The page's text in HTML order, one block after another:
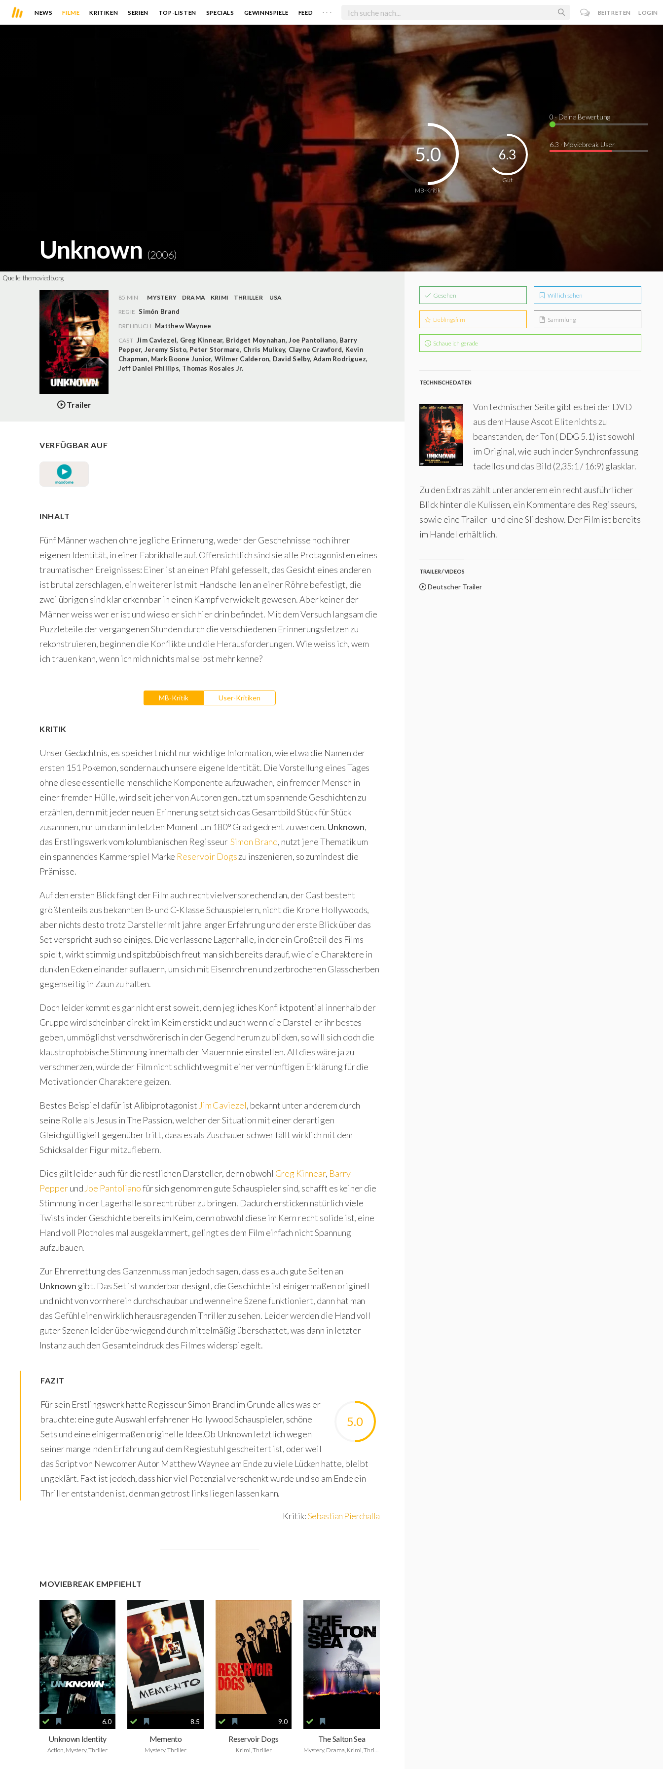
NEWS FILME KRITIKEN SERIEN TOP-LISTEN SPECIALS GEWINNSPIELE FEED . . . BEITRETEN LOGIN
Unknown (2006)
MB-Kritik
5.0
Gut
6.3
0· Deine Bewertung
6.3 · Moviebreak User
Quelle:themoviedb.org
Trailer
85 MIN MYSTERY DRAMA KRIMI THRILLER
USA
REGIE Simón Brand
DREHBUCH Matthew Waynee
CAST Jim Caviezel, Greg Kinnear, Bridget Moynahan,Joe Pantoliano, Barry
Pepper, Jeremy Sisto, Peter Stormare, Chris Mulkey, Clayne Crawford, Kevin
Chapman, Mark Boone Junior, Wilmer Calderon, David Selby, Adam Rodriguez,
Jeff Daniel Phillips, Thomas Rosales Jr.
VERFÜGBAR AUF
INHALT
Fünf Männer wachen ohne jegliche Erinnerung, weder der Geschehnisse noch ihrer
eigenen Identität, in einer Fabrikhalle auf. Offensichtlich sind sie alle Protagonisten eines
traumatischen Ereignisses: Einer ist an einen Pfahl gefesselt, das Gesicht eines anderen
ist brutal zerschlagen, ein weiterer ist mit Handschellen an einer Röhre befestigt, die
zwei übrigen sind klar erkennbar in einen Kampf verwickelt gewesen. Aber keiner der
Männer weiss wer er ist und wieso er sich hier drin befindet. Mit dem Versuch langsam die
Puzzleteile der vergangenen Stunden durch die verschiedenen Erinnerungsfetzen zu
rekonstruieren, beginnen die Konflikte und die Herausforderungen. Wie weiss ich, wem
ich trauen kann, wenn ich mich nichts mal selbst mehr kenne?
MB-Kritik User-Kritiken
KRITIK
Unser Gedächtnis, es speichert nicht nur wichtige Information, wie etwa die Namen der
ersten 151 Pokemon, sondern auch unsere eigene Identität. Die Vorstellung eines Tages
ohne diese essentielle menschliche Komponente aufzuwachen, ein fremder Mensch in
einer fremden Hülle, wird seit jeher von Autoren genutzt um spannende Geschichten zu
erzählen, denn mit jeder neuen Erinnerung setzt sich das Gesamtbild Stück für Stück
zusammen, nur um dann im letzten Moment um 180° Grad gedreht zu werden. Unknown,
das Erstlingswerk vom kolumbianischen RegisseurSimon Brand, nutzt jene Thematik um
ein spannendes Kammerspiel Marke Reservoir Dogszu inszenieren, so zumindest die
Prämisse.
Auf den ersten Blick fängt der Film auch recht vielversprechend an, der Cast besteht
größtenteils aus bekannten B- und C-Klasse Schauspielern, nicht die Krone Hollywoods,
aber nichts desto trotz Darsteller mit jahrelanger Erfahrung und der erste Blick über das
Set verspricht auch so einiges. Die verlassene Lagerhalle, in der ein Großteil des Films
spielt, wirkt stimmig und spitzbübisch freut man sich bereits darauf, wie die Charaktere in
dunklen Ecken einander auflauern, um sich mit Eisenrohren und zerbrochenen Glasscherben
gegenseitig in Zaun zu halten.
Doch leider kommt es gar nicht erst soweit, denn jegliches Konfliktpotential innerhalb der
Gruppe wird scheinbar direkt im Keim erstickt und auch wenn die Darsteller ihr bestes
geben, um möglichst verschwörerisch in der Gegend herum zu blicken, so will sich doch die
klaustrophobische Stimmung innerhalb der Mauern nie einstellen. All dies wäre ja zu
verschmerzen, würde der Film nicht schlichtweg mit einer vernünftigen Erklärung für die
Motivation der Charaktere geizen.
Bestes Beispiel dafür ist Alibiprotagonist Jim Caviezel, bekannt unter anderem durch
seine Rolle als Jesus in The Passion, welcher der Situation mit einer derartigen
Gleichgültigkeit gegenüber tritt, dass es als Zuschauer schwer fällt wirklich mit dem
Schicksal der Figur mitzufiebern.
Dies gilt leider auch für die restlichen Darsteller, denn obwohl Greg Kinnear, Barry
Pepperund Joe Pantolianofür sich genommen gute Schauspieler sind, schafft es keiner die
Stimmung in der Lagerhalle so recht rüber zu bringen. Dadurch ersticken natürlich viele
Twists in der Geschichte bereits im Keim, denn obwohl diese im Kern recht solide ist, eine
Hand voll Plotholes mal ausgeklammert, gelingt es dem Film einfach nicht Spannung
aufzubauen.
Zur Ehrenrettung des Ganzen muss man jedoch sagen, dass es auch gute Seiten an
Unknown gibt. Das Set ist wunderbar designt, die Geschichte ist einigermaßen originell
und nicht von vornherein durchschaubar und wenn eine Szene funktioniert, dann hat man
das Gefühl einen wirklich herausragenden Thriller zu sehen. Leider werden die Hand voll
guter Szenen leider überwiegend durch mittelmäßig überschattet, was dann in letzter
Instanz auch den Gesamteindruck des Filmes widerspiegelt.
FAZIT
5.0
Für sein Erstlingswerk hatte Regisseur Simon Brand im Grunde alles was er
brauchte: eine gute Auswahl erfahrener Hollywood Schauspieler, schöne
Sets und eine einigermaßen originelle Idee.Ob Unknown letztlich wegen
seiner mangelnden Erfahrung auf dem Regiestuhl gescheitert ist, oder weil
das Script von Newcomer Autor Matthew Waynee am Ende zu viele Lücken hatte, bleibt
ungeklärt. Fakt ist jedoch, dass hier viel Potenzial verschenkt wurde und so am Ende ein
Thriller entstanden ist, den man getrost links liegen lassen kann.
Kritik:Sebastian Pierchalla
MOVIEBREAK EMPFIEHLT
6.0
Unknown Identity
Action, Mystery, Thriller
8.5
Memento
Mystery, Thriller
9.0
Reservoir Dogs
Krimi, Thriller
The Salton Sea
Mystery, Drama, Krimi, Thriller
Gesehen Will ich sehen
Lieblingsfilm Sammlung
Schaue ich gerade
TECHNISCHE DATEN
Von technischer Seite gibt es bei der DVD
aus dem Hause Ascot Elite nichts zu
beanstanden, der Ton ( DDG 5.1) ist sowohl
im Original, wie auch in der Synchronfassung
tadellos und das Bild (2,35:1 / 16:9) glasklar.
Zu den Extras zählt unter anderem ein recht ausführlicher
Blick hinter die Kulissen, ein Kommentare des Regisseurs,
sowie eine Trailer- und eine Slideshow. Der Film ist bereits
im Handel erhältlich.
TRAILER / VIDEOS
Deutscher Trailer